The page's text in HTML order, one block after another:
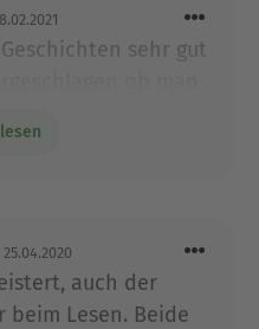
Heute ist er
sehr gut
25.04.2020
auch der
beim Lesen. Beide